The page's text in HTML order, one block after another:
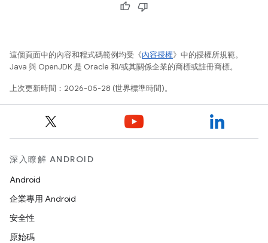
這個頁面中的內容和程式碼範例均受《內容授權》中的授權所規範。
Java 與 OpenJDK 是 Oracle 和/或其關係企業的商標或註冊商標。
上次更新時間：2026-05-28 (世界標準時間)。
深入瞭解 ANDROID
Android
企業專用 Android
安全性
原始碼